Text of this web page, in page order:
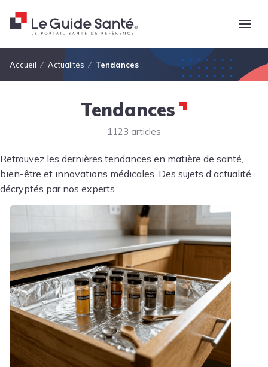
Fil d'Ariane
Accueil Actualités Tendances
Tendances
1123 articles
Retrouvez les dernières tendances en matière de santé,
bien-être et innovations médicales. Des sujets d'actualité
décryptés par nos experts.